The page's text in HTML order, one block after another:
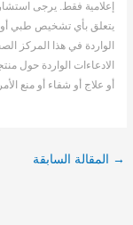
إعلامية فقط. يرجى
يتعلق بأي تشخيص طبي أو
الواردة في هذا المركز
الادعاءات الواردة حول
أو علاج أو شفاء أو منع
→ المقالة السابقة